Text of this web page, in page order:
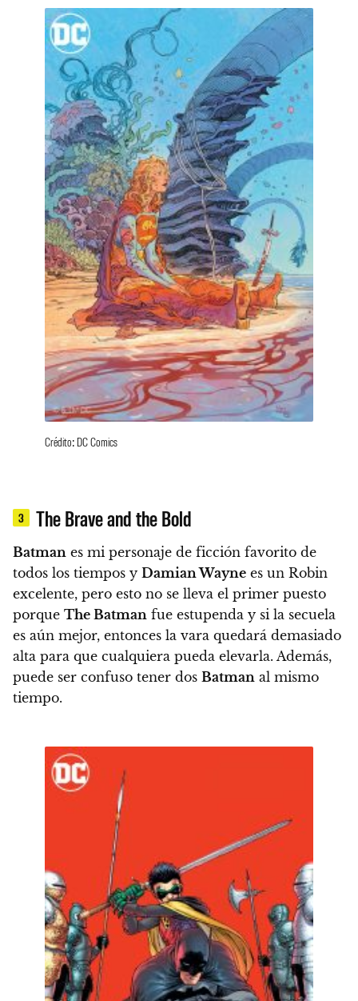
Crédito: DC Comics
3 The Brave and the Bold
Batman es mi personaje de ficción favorito de
todos los tiempos y Damian Wayne es un Robin
excelente, pero esto no se lleva el primer puesto
porque The Batman fue estupenda y si la secuela
es aún mejor, entonces la vara quedará demasiado
alta para que cualquiera pueda elevarla. Además,
puede ser confuso tener dos Batman al mismo
tiempo.